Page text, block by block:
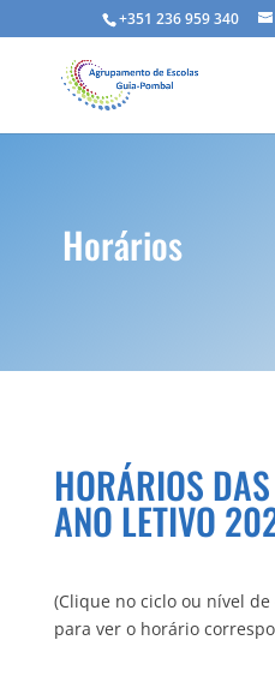
+351 236 959 340
Horários
HORÁRIOS
ANO LETIVO
(Clique no ciclo ou nível
para ver o horário